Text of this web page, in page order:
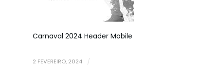
Carnaval 2024 Header Mobile
2 FEVEREIRO, 2024 /